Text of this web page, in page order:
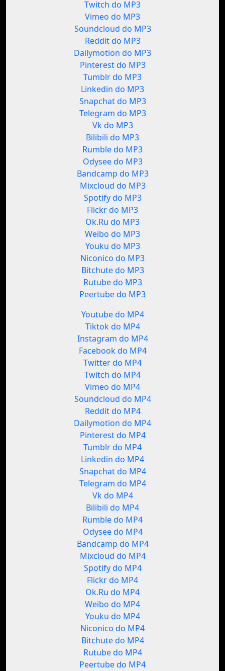
Twitch do MP3
Vimeo do MP3
Soundcloud do MP3
Reddit do MP3
Dailymotion do MP3
Pinterest do MP3
Tumblr do MP3
Linkedin do MP3
Snapchat do MP3
Telegram do MP3
Vk do MP3
Bilibili do MP3
Rumble do MP3
Odysee do MP3
Bandcamp do MP3
Mixcloud do MP3
Spotify do MP3
Flickr do MP3
Ok.Ru do MP3
Weibo do MP3
Youku do MP3
Niconico do MP3
Bitchute do MP3
Rutube do MP3
Peertube do MP3
Youtube do MP4
Tiktok do MP4
Instagram do MP4
Facebook do MP4
Twitter do MP4
Twitch do MP4
Vimeo do MP4
Soundcloud do MP4
Reddit do MP4
Dailymotion do MP4
Pinterest do MP4
Tumblr do MP4
Linkedin do MP4
Snapchat do MP4
Telegram do MP4
Vk do MP4
Bilibili do MP4
Rumble do MP4
Odysee do MP4
Bandcamp do MP4
Mixcloud do MP4
Spotify do MP4
Flickr do MP4
Ok.Ru do MP4
Weibo do MP4
Youku do MP4
Niconico do MP4
Bitchute do MP4
Rutube do MP4
Peertube do MP4